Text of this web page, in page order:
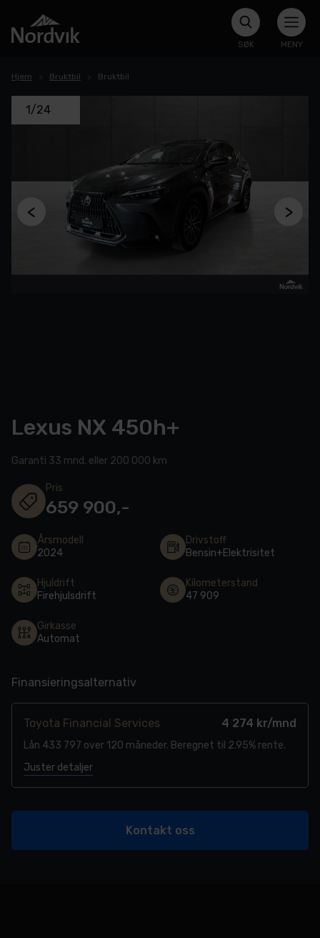
SØK MENY
Hjem Bruktbil Bruktbil
< >
1/24
Lexus NX 450h+
Garanti 33 mnd. eller 200 000 km
Pris
659 900,-
Årsmodell
2024
Drivstoff
Bensin+Elektrisitet
Hjuldrift
Firehjulsdrift
Kilometerstand
47 909
Girkasse
Automat
Finansieringsalternativ
Toyota Financial Services 4 274 kr/mnd
Lån 433 797 over 120 måneder. Beregnet til 2.95% rente.
Juster detaljer
Kontakt oss